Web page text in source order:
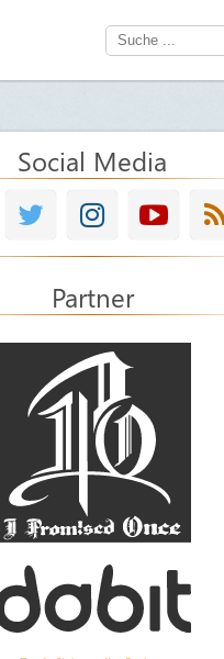
Social Media
Partner